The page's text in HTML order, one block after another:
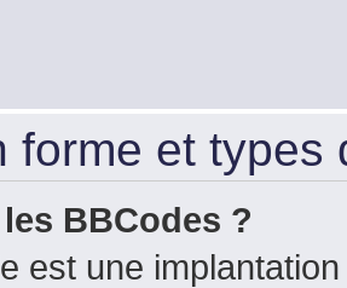
forme et types
BBCodes ?
est une